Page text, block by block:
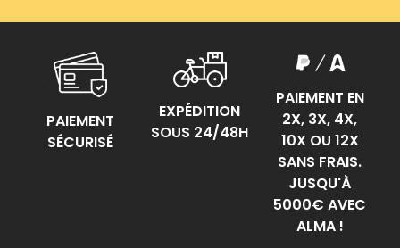
PAIEMENT
SÉCURISÉ
EXPÉDITION
SOUS 24/48H
PAIEMENT EN
2X, 3X, 4X,
10X OU 12X
SANS FRAIS.
JUSQU'À
5000€ AVEC
ALMA !